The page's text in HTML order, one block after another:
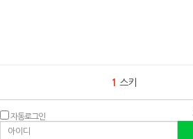
1 스키
자동로그인